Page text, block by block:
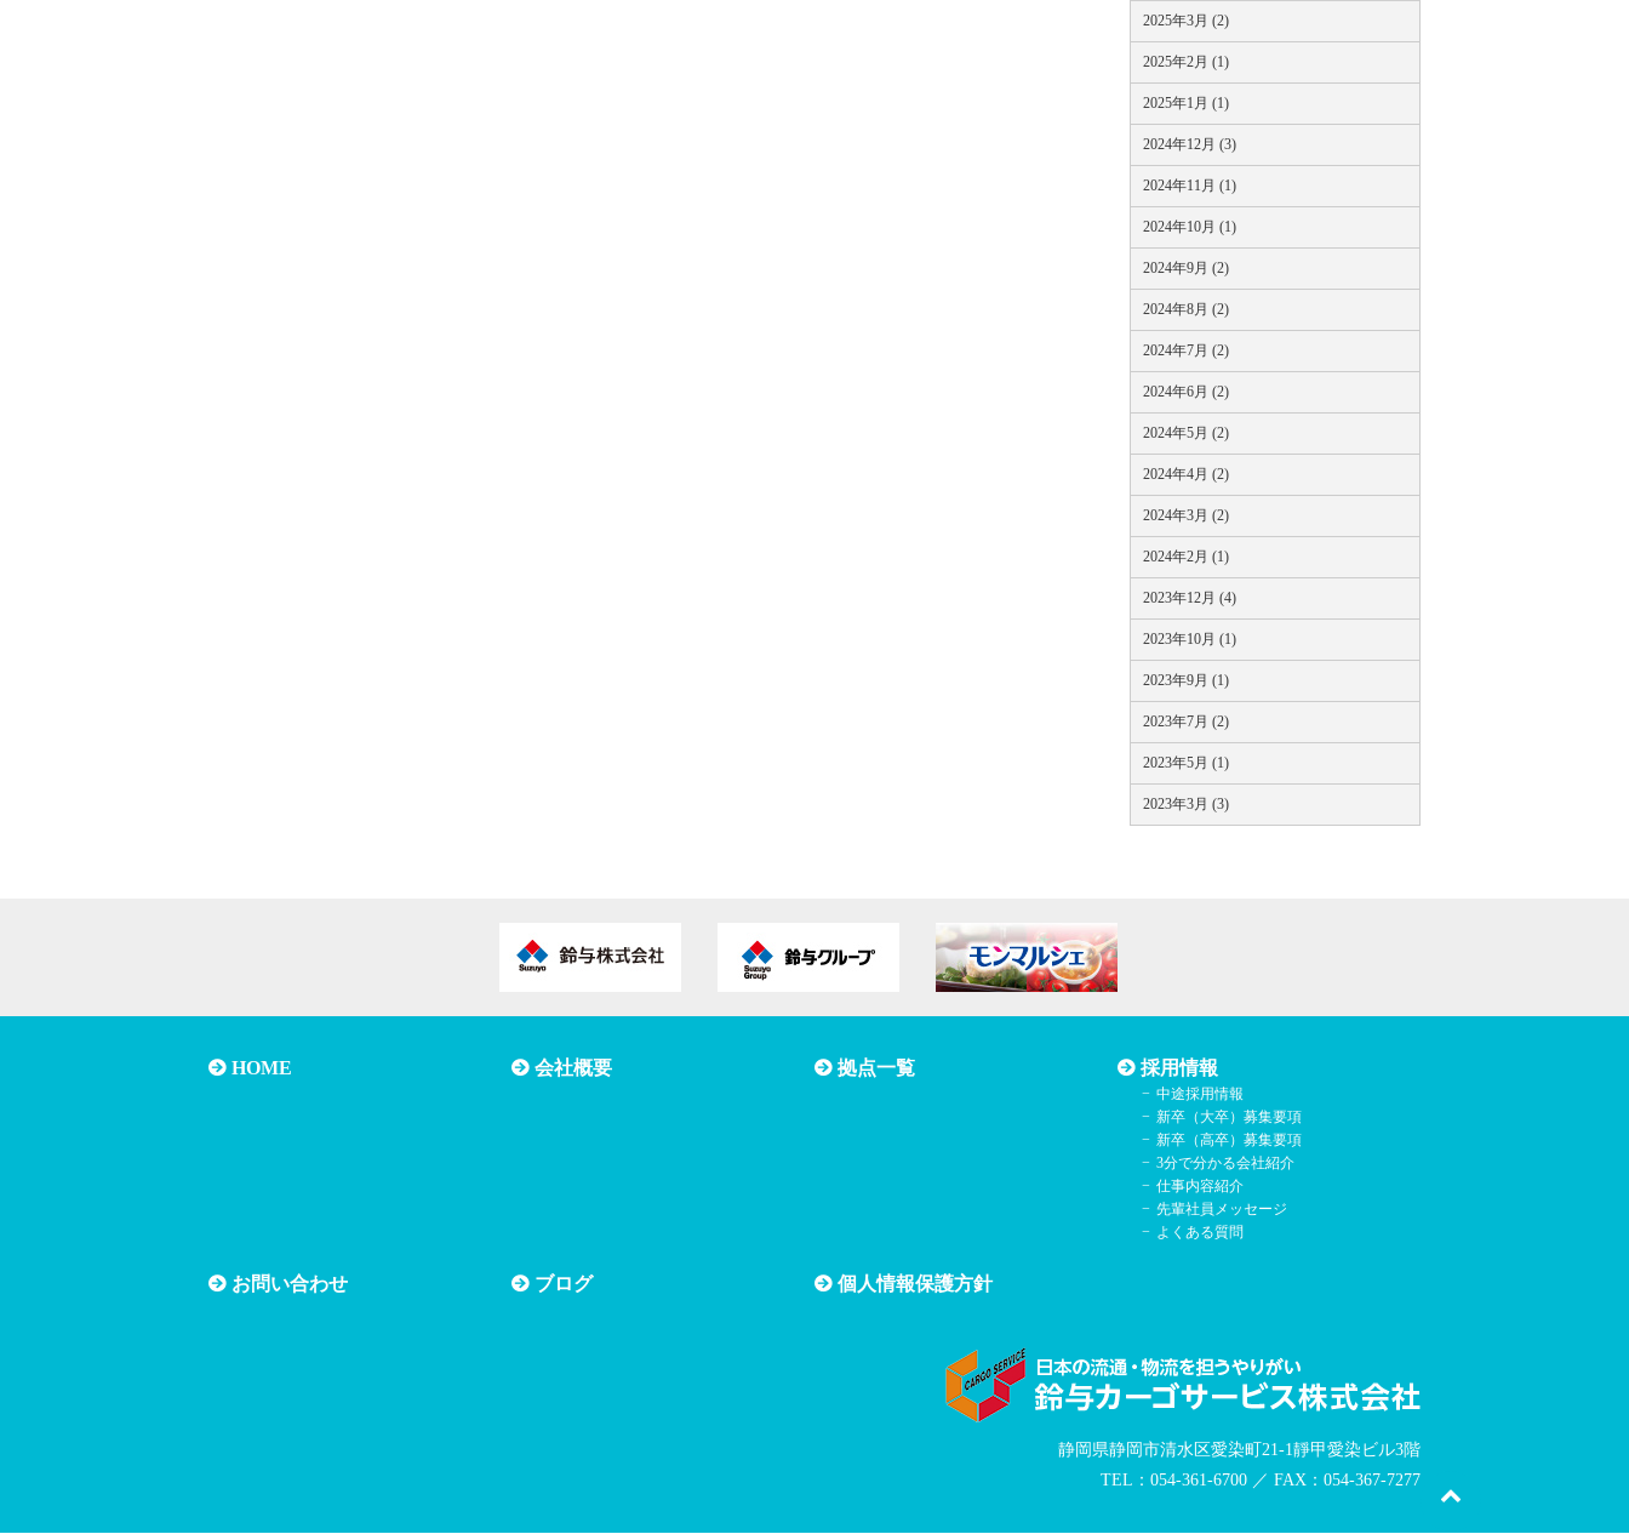
2025年3月 (2)
2025年2月 (1)
2025年1月 (1)
2024年12月 (3)
2024年11月 (1)
2024年10月 (1)
2024年9月 (2)
2024年8月 (2)
2024年7月 (2)
2024年6月 (2)
2024年5月 (2)
2024年4月 (2)
2024年3月 (2)
2024年2月 (1)
2023年12月 (4)
2023年10月 (1)
2023年9月 (1)
2023年7月 (2)
2023年5月 (1)
2023年3月 (3)
HOME 会社概要 拠点一覧 採用情報
中途採用情報
新卒（大卒）募集要項
新卒（高卒）募集要項
3分で分かる会社紹介
仕事内容紹介
先輩社員メッセージ
よくある質問
お問い合わせ ブログ 個人情報保護方針
静岡県静岡市清水区愛染町21-1靜甲愛染ビル3階
TEL：054-361-6700 ／ FAX：054-367-7277